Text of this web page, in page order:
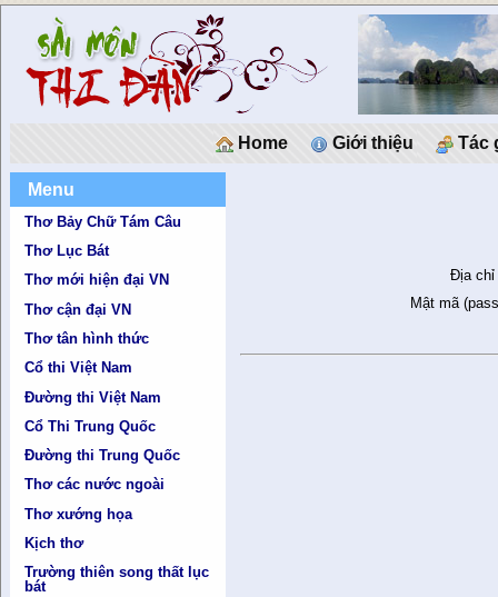
Home Giới thiệu Tác
Menu
Thơ Bảy Chữ Tám Câu
Thơ Lục Bát
Thơ mới hiện đại VN
Thơ cận đại VN
Thơ tân hình thức
Cổ thi Việt Nam
Đường thi Việt Nam
Cổ Thi Trung Quốc
Đường thi Trung Quốc
Thơ các nước ngoài
Thơ xướng họa
Kịch thơ
Trường thiên song thất lục
bát
Địa chỉ
Mật mã